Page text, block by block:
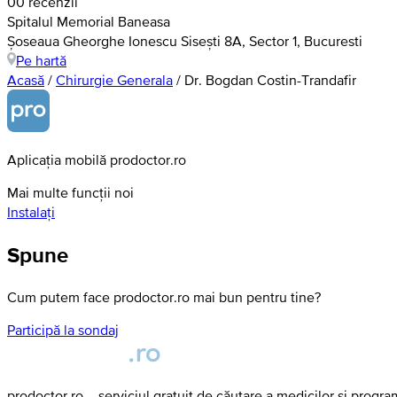
Spitalul Memorial Baneasa
Șoseaua Gheorghe Ionescu Sisești 8A, Sector 1, Bucuresti
Pe hartă
Acasă / Chirurgie Generala / Dr. Bogdan Costin-Trandafir
Aplicația mobilă prodoctor.ro
Mai multe funcții noi
Instalați
Spune
Cum putem face prodoctor.ro mai bun pentru tine?
Participă la sondaj